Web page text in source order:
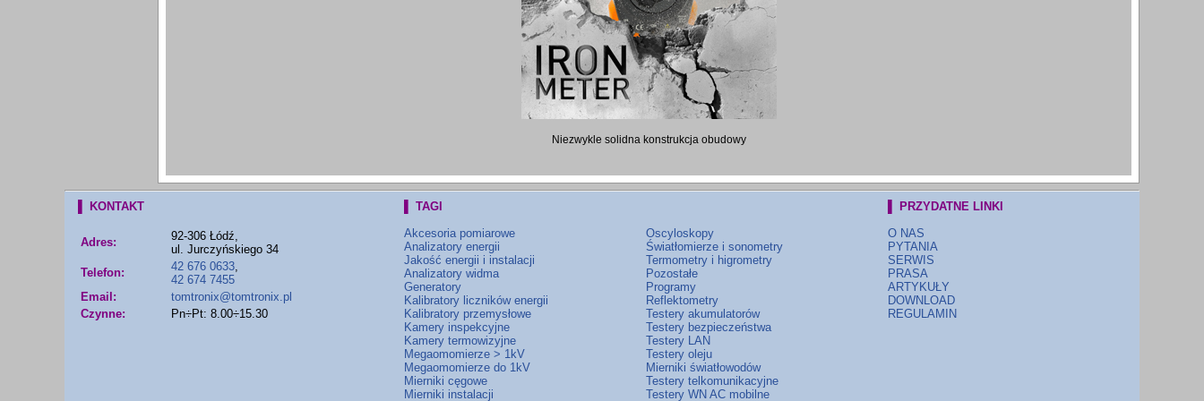
Niezwykle solidna konstrukcja obudowy
▌ KONTAKT
Adres:
92-306 Łódź,
ul. Jurczyńskiego 34
Telefon:
42 676 0633,
42 674 7455
Email:
tomtronix@tomtronix.pl
Czynne:
Pn÷Pt: 8.00÷15.30
▌ TAGI
Akcesoria pomiarowe
Analizatory energii
Jakość energii i instalacji
Analizatory widma
Generatory
Kalibratory liczników energii
Kalibratory przemysłowe
Kamery inspekcyjne
Kamery termowizyjne
Megaomomierze > 1kV
Megaomomierze do 1kV
Mierniki cęgowe
Mierniki instalacji
Oscyloskopy
Światłomierze i sonometry
Termometry i higrometry
Pozostałe
Programy
Reflektometry
Testery akumulatorów
Testery bezpieczeństwa
Testery LAN
Testery oleju
Mierniki światłowodów
Testery telkomunikacyjne
Testery WN AC mobilne
▌ PRZYDATNE LINKI
O NAS
PYTANIA
SERWIS
PRASA
ARTYKUŁY
DOWNLOAD
REGULAMIN